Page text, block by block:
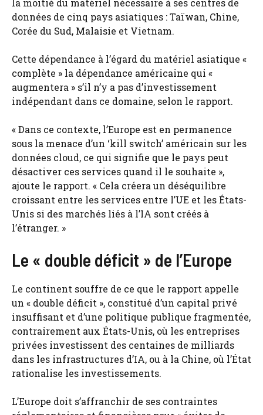
la moitié du matériel nécessaire à ses centres de
données de cinq pays asiatiques : Taïwan, Chine,
Corée du Sud, Malaisie et Vietnam.
Cette dépendance à l’égard du matériel asiatique «
complète » la dépendance américaine qui «
augmentera » s’il n’y a pas d’investissement
indépendant dans ce domaine, selon le rapport.
« Dans ce contexte, l’Europe est en permanence
sous la menace d’un ‘kill switch’ américain sur les
données cloud, ce qui signifie que le pays peut
désactiver ces services quand il le souhaite »,
ajoute le rapport. « Cela créera un déséquilibre
croissant entre les services entre l’UE et les États-
Unis si des marchés liés à l’IA sont créés à
l’étranger. »
Le « double déficit » de l’Europe
Le continent souffre de ce que le rapport appelle
un « double déficit », constitué d’un capital privé
insuffisant et d’une politique publique fragmentée,
contrairement aux États-Unis, où les entreprises
privées investissent des centaines de milliards
dans les infrastructures d’IA, ou à la Chine, où l’État
rationalise les investissements.
L’Europe doit s’affranchir de ses contraintes